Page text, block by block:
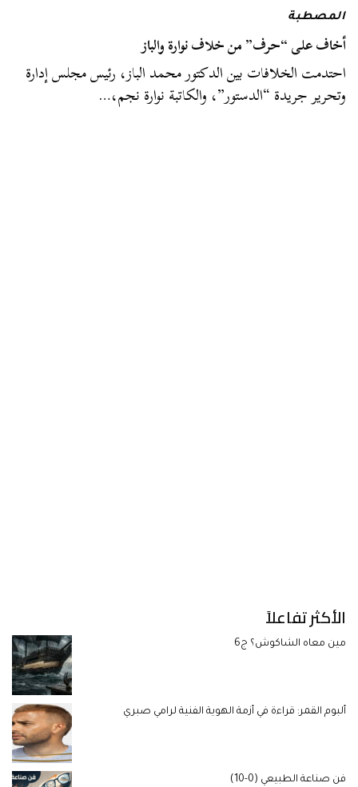
المصطبة
أخاف على “حرف” من خلاف نوارة والباز
احتدمت الخلافات بين الدكتور محمد الباز، رئيس مجلس إدارة
وتحرير جريدة “الدستور”، والكاتبة نوارة نجم،…
الأكثر تفاعلاً
مين معاه الشاكوش؟ ج6
ألبوم القمر: قراءة في أزمة الهوية الفنية لرامي صبري
فن صناعة الطبيعي (0-10)